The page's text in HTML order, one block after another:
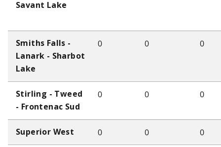
Savant Lake
Smiths Falls -
Lanark - Sharbot
Lake
0 0 0
Stirling - Tweed
- Frontenac Sud
0 0 0
Superior West 0 0 0